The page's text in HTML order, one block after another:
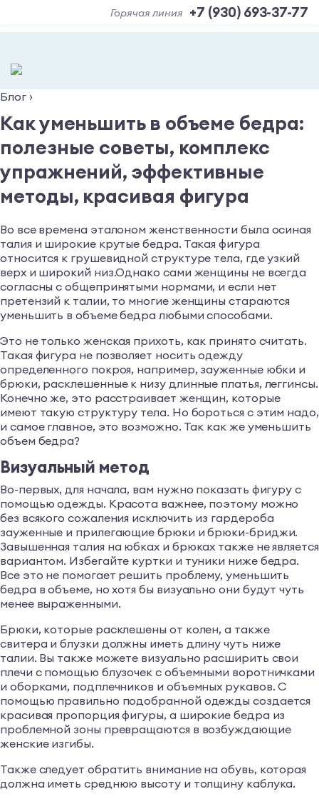
+7 (930) 693-37-77
Горячая линия
Блог ›
Как уменьшить в объеме бедра:
полезные советы, комплекс
упражнений, эффективные
методы, красивая фигура
Во все времена эталоном женственности была осиная
талия и широкие крутые бедра. Такая фигура
относится к грушевидной структуре тела, где узкий
верх и широкий низ.Однако сами женщины не всегда
согласны с общепринятыми нормами, и если нет
претензий к талии, то многие женщины стараются
уменьшить в объеме бедра любыми способами.
Это не только женская прихоть, как принято считать.
Такая фигура не позволяет носить одежду
определенного покроя, например, зауженные юбки и
брюки, расклешенные к низу длинные платья, леггинсы.
Конечно же, это расстраивает женщин, которые
имеют такую структуру тела. Но бороться с этим надо,
и самое главное, это возможно. Так как же уменьшить
объем бедра?
Визуальный метод
Во-первых, для начала, вам нужно показать фигуру с
помощью одежды. Красота важнее, поэтому можно
без всякого сожаления исключить из гардероба
зауженные и прилегающие брюки и брюки-бриджи.
Завышенная талия на юбках и брюках также не является
вариантом. Избегайте куртки и туники ниже бедра.
Все это не помогает решить проблему, уменьшить
бедра в объеме, но хотя бы визуально они будут чуть
менее выраженными.
Брюки, которые расклешены от колен, а также
свитера и блузки должны иметь длину чуть ниже
талии. Вы также можете визуально расширить свои
плечи с помощью блузочек с объемными воротничками
и оборками, подплечников и объемных рукавов. С
помощью правильно подобранной одежды создается
красивая пропорция фигуры, а широкие бедра из
проблемной зоны превращаются в возбуждающие
женские изгибы.
Также следует обратить внимание на обувь, которая
должна иметь среднюю высоту и толщину каблука.